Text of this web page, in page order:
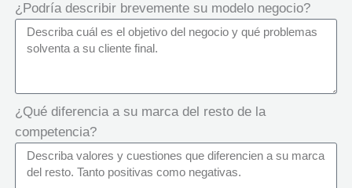
¿Podría describir brevemente su modelo negocio?
¿Qué diferencia a su marca del resto de la
competencia?